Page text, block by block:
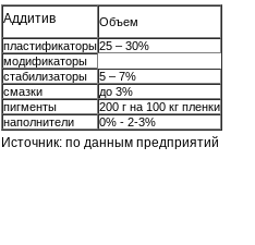
Аддитив
Объем
пластификаторы25 – 30%
модификаторы
стабилизаторы
5 – 7%
смазки
до 3%
пигменты
200 г на 100 кг пленки
наполнители
0% - 2-3%
Источник: по данным предприятий